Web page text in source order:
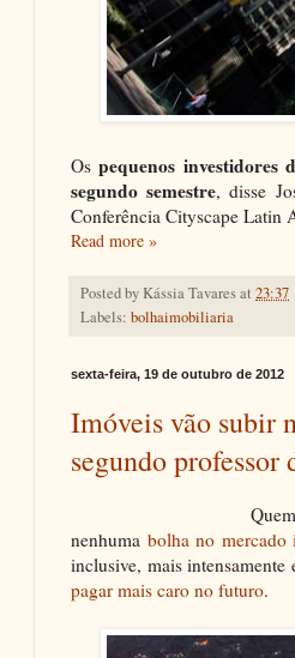
Ospequenos
segundo semestre, disse
Conferência Cityscape Latin
Read more »
Posted byKássia Tavaresat 23:37
Labels: bolhaimobiliaria
sexta-feira, 19 de outubro de 2012
Imóveis vão subir
segundo professor
nenhuma bolha no
inclusive, mais
pagar mais caro no futuro.